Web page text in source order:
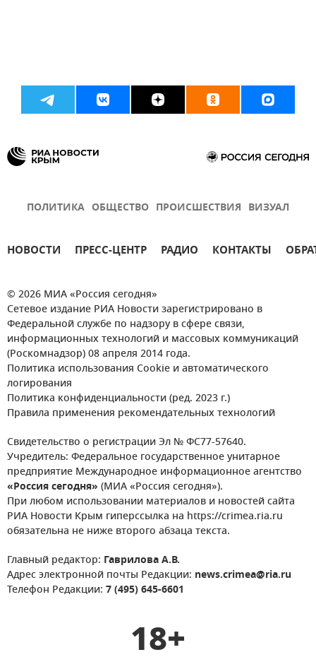
ПОЛИТИКА ОБЩЕСТВО ПРОИСШЕСТВИЯ ВИЗУАЛ
НОВОСТИ ПРЕСС-ЦЕНТР РАДИО КОНТАКТЫ
© 2026 МИА «Россия сегодня»
Сетевое издание РИА Новости зарегистрировано в
Федеральной службе по надзору в сфере связи,
информационных технологий и массовых коммуникаций
(Роскомнадзор) 08 апреля 2014 года.
Политика использования Cookie и автоматического
логирования
Политика конфиденциальности (ред. 2023 г.)
Правила применения рекомендательных технологий
Свидетельство о регистрации Эл № ФС77-57640.
Учредитель: Федеральное государственное унитарное
предприятие Международное информационное агентство
«Россия сегодня» (МИА «Россия сегодня»).
При любом использовании материалов и новостей сайта
РИА Новости Крым гиперссылка на https://crimea.ria.ru
обязательна не ниже второго абзаца текста.
Главный редактор: Гаврилова А.В.
Адрес электронной почты Редакции: news.crimea@ria.ru
Телефон Редакции: 7 (495) 645-6601
18+